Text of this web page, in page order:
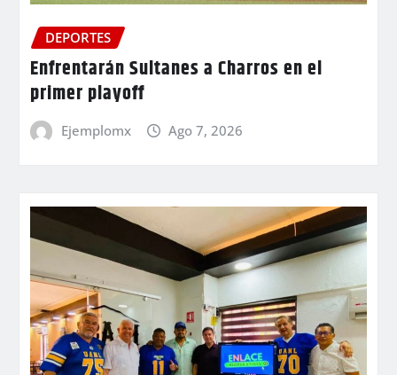
DEPORTES
Enfrentarán Sultanes a Charros en el
primer playoff
Ejemplomx Ago 7, 2026